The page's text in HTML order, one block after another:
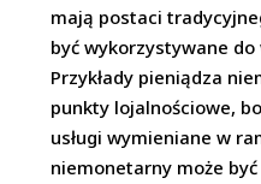
mają postaci
być wykorzystywane do
Przykłady pieniądza
punkty lojalnościowe,
usługi wymieniane w
niemonetarny może